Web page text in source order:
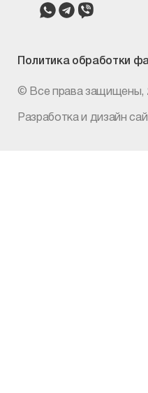
© Все права защищены,
Политикаобработки
Разработка и дизайн